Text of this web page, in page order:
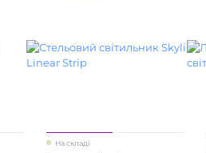
На складі